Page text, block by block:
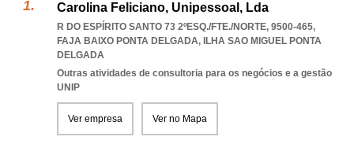
Carolina Feliciano, Unipessoal, Lda
R DO ESPÍRITO SANTO 73 2ºESQ./FTE./NORTE, 9500-465,
FAJA BAIXO PONTA DELGADA, ILHA SAO MIGUEL PONTA
DELGADA
Outras atividades de consultoria para os negócios e a gestão
UNIP
Ver empresa Ver no Mapa